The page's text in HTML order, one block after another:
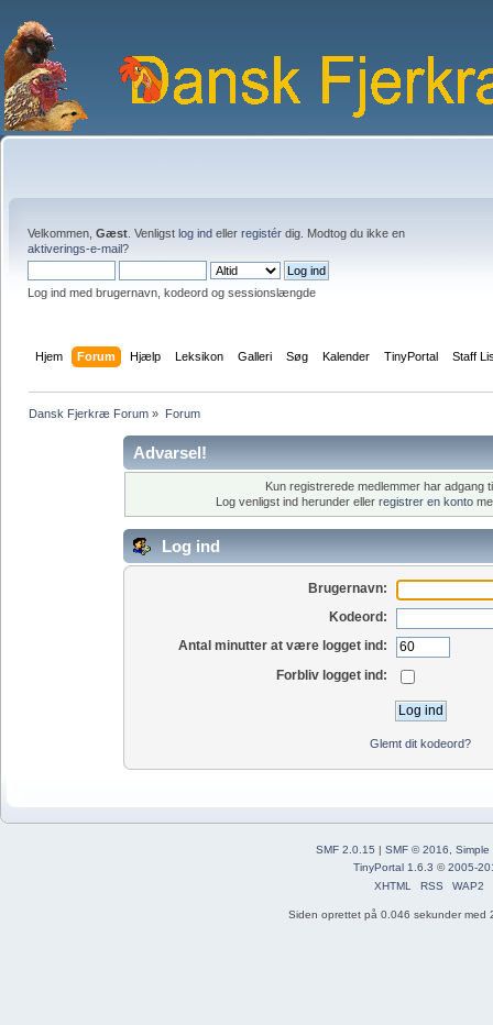
Velkommen, Gæst . Venligst log ind eller registér dig. Modtog du ikke en
aktiverings-e-mail?
Log ind med brugernavn, kodeord og sessionslængde
Hjem Forum Hjælp Leksikon Galleri Søg Kalender TinyPortal Staff
Dansk Fjerkræ Forum » Forum
Advarsel!
Kun registrerede medlemmer har adgang
Log venligst ind herunder eller registrer en konto
Log ind
Brugernavn:
Kodeord:
Antal minutter at være logget ind:
Forbliv logget ind:
Glemt dit kodeord?
SMF 2.0.15 | SMF © 2016
Simple
TinyPortal 1.6.3 ©2005-
XHTML
RSS WAP2
Siden oprettet på 0.046 sekunder med